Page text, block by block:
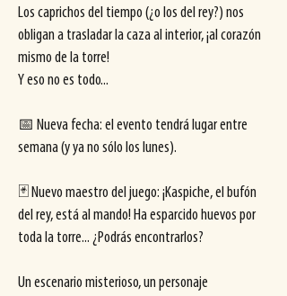
Los caprichos del tiempo (¿o los del rey?) nos
obligan a trasladar la caza al interior, ¡al corazón
mismo de la torre!
Y eso no es todo...
📅 Nueva fecha: el evento tendrá lugar entre
semana (y ya no sólo los lunes).
🃏 Nuevo maestro del juego: ¡Kaspiche, el bufón
del rey, está al mando! Ha esparcido huevos por
toda la torre... ¿Podrás encontrarlos?
Un escenario misterioso, un personaje